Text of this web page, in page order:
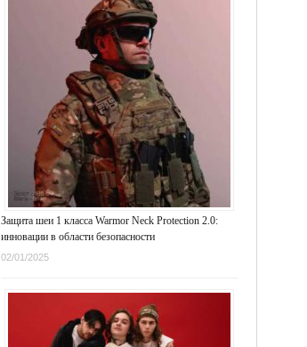
Защита шеи 1 класса Warmor Neck Protection 2.0:
инновации в области безопасности
02/01/2025